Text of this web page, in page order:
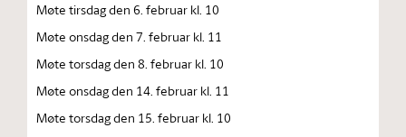
Møte tirsdag den 6. februar kl. 10
Møte onsdag den 7. februar kl. 11
Møte torsdag den 8. februar kl. 10
Møte onsdag den 14. februar kl. 11
Møte torsdag den 15. februar kl. 10